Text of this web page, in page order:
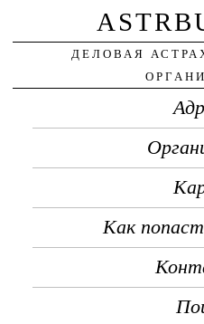
ДЕЛОВАЯ
Как